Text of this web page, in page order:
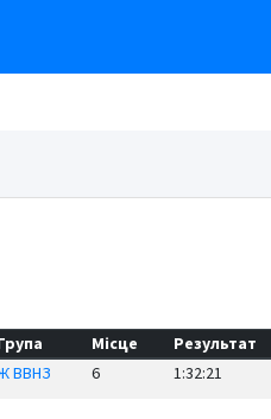
Місце Результат
ВВНЗ 6 1:32:21